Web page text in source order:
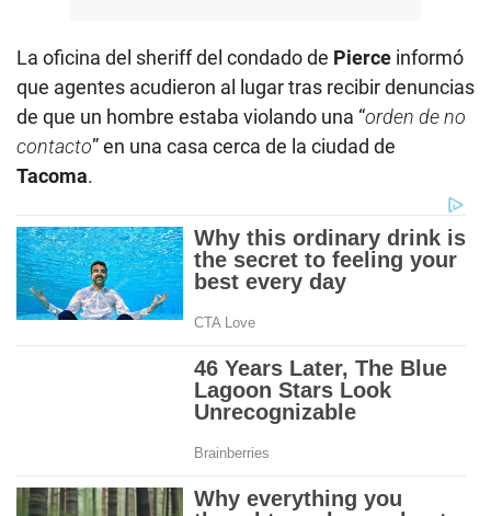
La oficina del sheriff del condado de Pierce informó
que agentes acudieron al lugar tras recibir denuncias
de que un hombre estaba violando una “orden de no
contacto” en una casa cerca de la ciudad de
Tacoma.